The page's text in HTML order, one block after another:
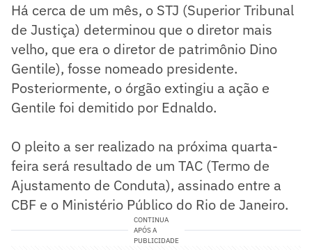
Há cerca de um mês, o STJ (Superior Tribunal
de Justiça) determinou que o diretor mais
velho, que era o diretor de patrimônio Dino
Gentile), fosse nomeado presidente.
Posteriormente, o órgão extingiu a ação e
Gentile foi demitido por Ednaldo.
O pleito a ser realizado na próxima quarta-
feira será resultado de um TAC (Termo de
Ajustamento de Conduta), assinado entre a
CBF e o Ministério Público do Rio de Janeiro.
CONTINUA
APÓS A
PUBLICIDADE